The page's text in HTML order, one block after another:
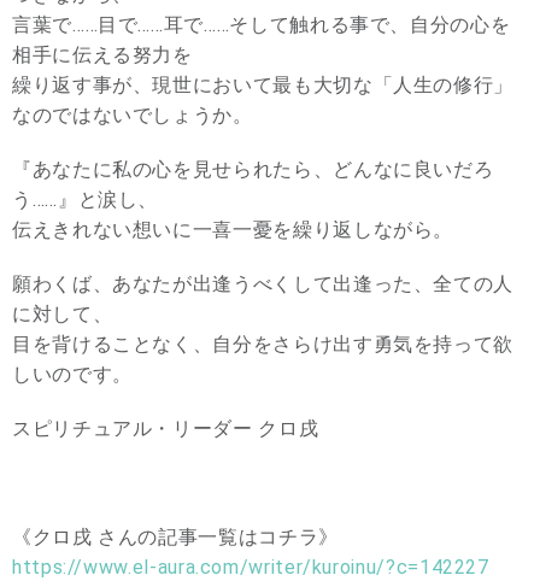
言葉で……目で……耳で……そして触れる事で、自分の心を
相手に伝える努力を
繰り返す事が、現世において最も大切な「人生の修行」
なのではないでしょうか。
『あなたに私の心を見せられたら、どんなに良いだろ
う……』と涙し、
伝えきれない想いに一喜一憂を繰り返しながら。
願わくば、あなたが出逢うべくして出逢った、全ての人
に対して、
目を背けることなく、自分をさらけ出す勇気を持って欲
しいのです。
スピリチュアル・リーダー クロ戌
《クロ戌 さんの記事一覧はコチラ》
https://www.el-aura.com/writer/kuroinu/?c=142227